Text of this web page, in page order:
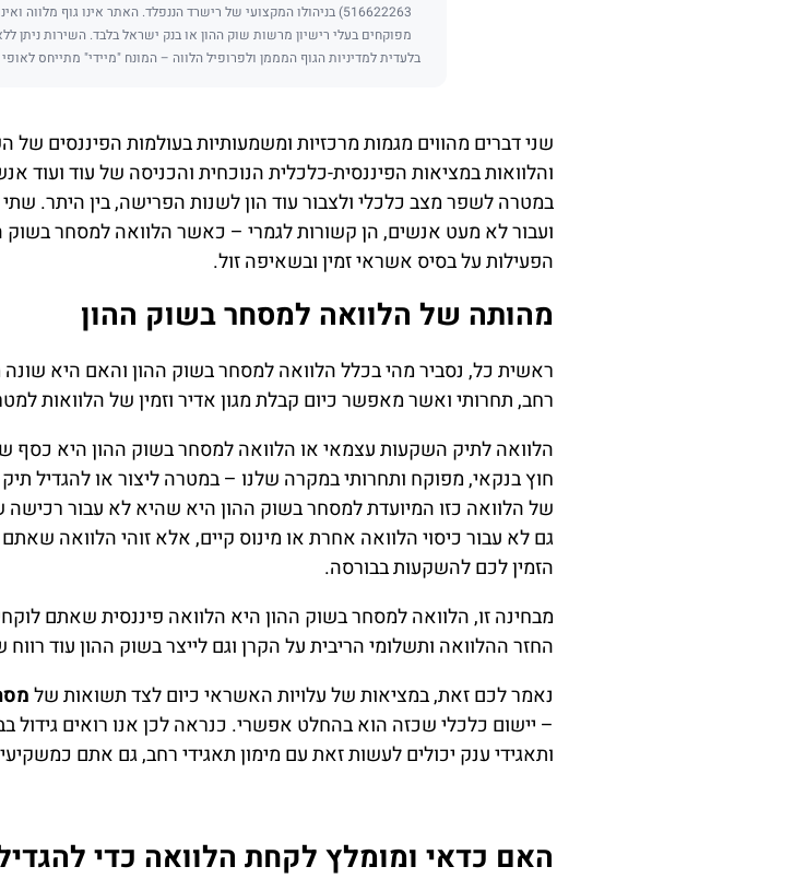
516622263) בניהולו המקצועי של רישרד הננפלד. האתר אינו גוף
מפוקחים בעלי רישיון מרשות שוק ההון או בנק ישראל בלבד. השירות ניתן
בלעדית למדיניות הגוף המממן ולפרופיל הלווה – המונח "מיידי" מתייחס
שני דברים מהווים מגמות מרכזיות ומשמעותיות בעולמות הפיננסים
והלוואות במציאות הפיננסית-כלכלית הנוכחית והכניסה של עוד ועוד
במטרה לשפר מצב כלכלי ולצבור עוד הון לשנות הפרישה, בין היתר.
ועבור לא מעט אנשים, הן קשורות לגמרי – כאשר הלוואה למסחר בשוק
הפעילות על בסיס אשראי זמין ובשאיפה זול.
מהותה של הלוואה למסחר בשוק ההון
ראשית כל, נסביר מהי בכלל הלוואה למסחר בשוק ההון והאם היא
רחב, תחרותי ואשר מאפשר כיום קבלת מגון אדיר וזמין של הלוואות
הלוואה לתיק השקעות עצמאי או הלוואה למסחר בשוק ההון היא
חוץ בנקאי, מפוקח ותחרותי במקרה שלנו – במטרה ליצור או להגדיל
של הלוואה כזו המיועדת למסחר בשוק ההון היא שהיא לא עבור רכישה
גם לא עבור כיסוי הלוואה אחרת או מינוס קיים, אלא זוהי הלוואה
הזמין לכם להשקעות בבורסה.
מבחינה זו, הלוואה למסחר בשוק ההון היא הלוואה פיננסית שאתם
החזר ההלוואה ותשלומי הריבית על הקרן וגם לייצר בשוק ההון עוד
נאמר לכם זאת, במציאות של עלויות האשראי כיום לצד תשואות של
– יישום כלכלי שכזה הוא בהחלט אפשרי. כנראה לכן אנו רואים גידול
ותאגידי ענק יכולים לעשות זאת עם מימון תאגידי רחב, גם אתם
האם כדאי ומומלץ לקחת הלוואה כדי